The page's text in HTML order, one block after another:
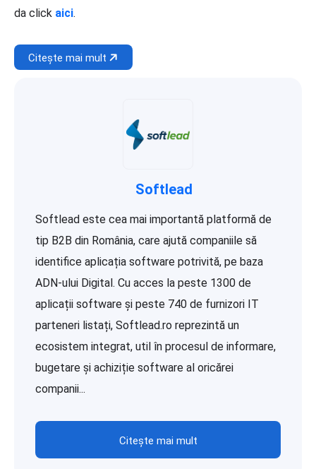
da click aici.
Citește mai mult
Softlead
Softlead este cea mai importantă platformă de
tip B2B din România, care ajută companiile să
identifice aplicația software potrivită, pe baza
ADN-ului Digital. Cu acces la peste 1300 de
aplicații software și peste 740 de furnizori IT
parteneri listați, Softlead.ro reprezintă un
ecosistem integrat, util în procesul de informare,
bugetare și achiziție software al oricărei
companii...
Citește mai mult